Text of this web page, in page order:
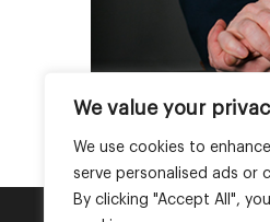
We value your
We use cookies to
serve personalised ads or
By clicking "Accept All",